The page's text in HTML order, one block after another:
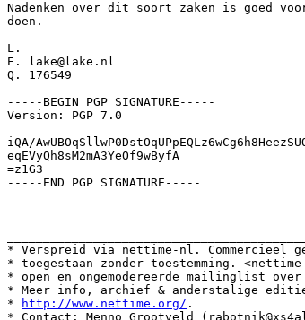
Nadenken over dit soort zaken is goed
doen.
L.
E. lake@lake.nl
Q. 176549
-----BEGIN PGP SIGNATURE-----
Version: PGP 7.0
iQA/
eqEVyQh8sM2mA3YeOf9wByfA
=z1G3
-----END PGP SIGNATURE-----
* Verspreid via nettime-nl. Commercieel
* toegestaan zonder toestemming.
* open en ongemodereerde mailinglist
* Meer info, archief & anderstalige
*
http://www.nettime.org/ .